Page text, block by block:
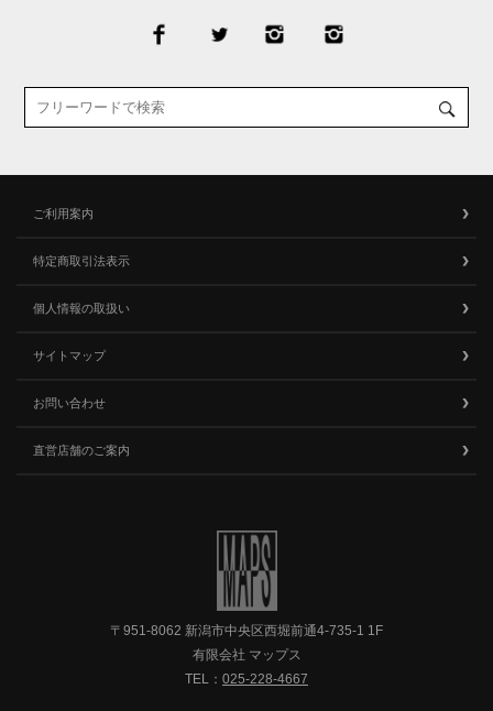
ご利用案内
特定商取引法表示
個人情報の取扱い
サイトマップ
お問い合わせ
直営店舗のご案内
〒951-8062 新潟市中央区西堀前通4-735-1 1F
有限会社 マップス
TEL： 025-228-4667